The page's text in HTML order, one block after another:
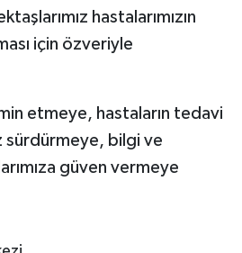
hastalarımızın
için özveriyle
etmeye, hastaların tedavi
sürdürmeye, bilgi ve
güven vermeye